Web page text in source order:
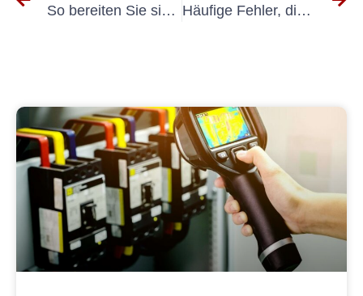
So bereiten Sie sich auf Ihre KFZ-UVV-Prüfung vor Häufige Fehler, die Sie bei der UVV-Prüfung für Fahrzeuge vermeiden sollten